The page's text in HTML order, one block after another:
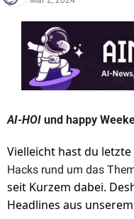
AI-HOI und happy
Vielleicht hast du
Hacks rund um das
seit Kurzem dabei.
Headlines aus